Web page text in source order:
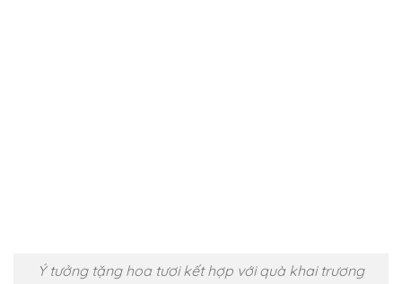
Ý tưởng tặng hoa tươi kết hợp với quà khai trương